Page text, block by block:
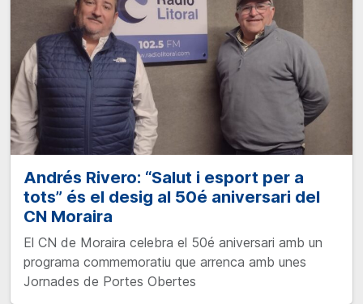
Andrés Rivero: “Salut i esport per a
tots” és el desig al 50é aniversari del
CN Moraira
El CN de Moraira celebra el 50é aniversari amb un
programa commemoratiu que arrenca amb unes
Jornades de Portes Obertes